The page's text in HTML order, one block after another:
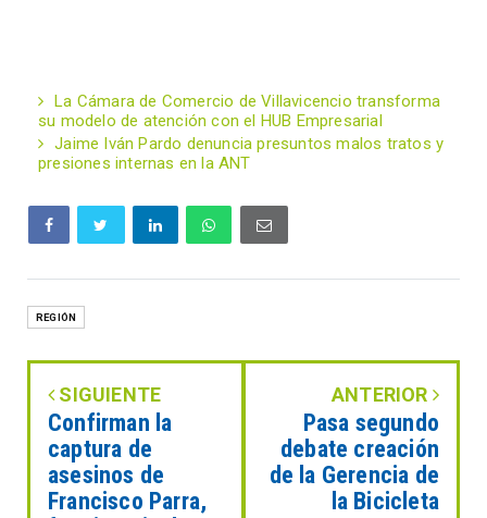
La Cámara de Comercio de Villavicencio transforma
su modelo de atención con el HUB Empresarial
Jaime Iván Pardo denuncia presuntos malos tratos y
presiones internas en la ANT
REGIÓN
SIGUIENTE
Confirman la
captura de
asesinos de
Francisco Parra,
ANTERIOR
Pasa segundo
debate creación
de la Gerencia de
la Bicicleta